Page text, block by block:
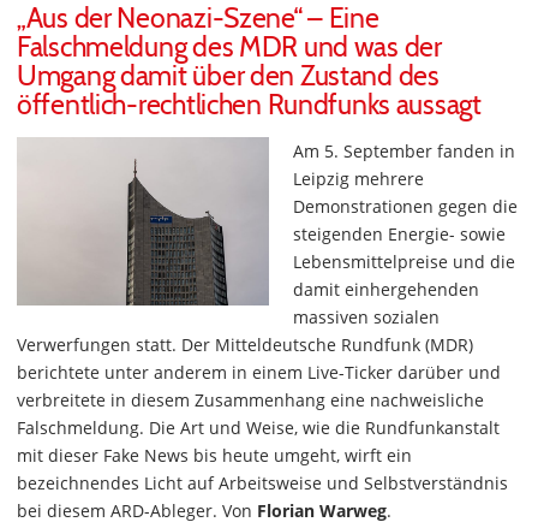
„Aus der Neonazi-Szene“ – Eine
Falschmeldung des MDR und was der
Umgang damit über den Zustand des
öffentlich-rechtlichen Rundfunks aussagt
Am 5. September fanden in
Leipzig mehrere
Demonstrationen gegen die
steigenden Energie- sowie
Lebensmittelpreise und die
damit einhergehenden
massiven sozialen
Verwerfungen statt. Der Mitteldeutsche Rundfunk (MDR)
berichtete unter anderem in einem Live-Ticker darüber und
verbreitete in diesem Zusammenhang eine nachweisliche
Falschmeldung. Die Art und Weise, wie die Rundfunkanstalt
mit dieser Fake News bis heute umgeht, wirft ein
bezeichnendes Licht auf Arbeitsweise und Selbstverständnis
bei diesem ARD-Ableger. Von Florian Warweg.